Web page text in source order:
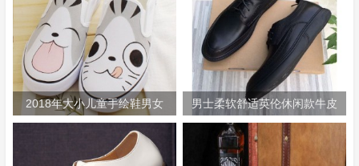
2018年大小儿童手绘鞋男女
款低帮套脚帆布鞋一脚蹬硫化
鞋运动鞋
男士柔软舒适英伦休闲款牛皮
鞋913X01